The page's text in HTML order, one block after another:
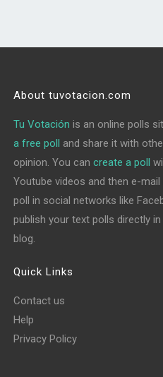
About tuvotacion.com
Tu Votación is an online polls
a free poll and share it with
opinion. You cancreate a poll
Youtube videos and then e-
poll in social networks like
publish your text polls directly
blog.
Quick Links
Contact us
Help
Privacy Policy